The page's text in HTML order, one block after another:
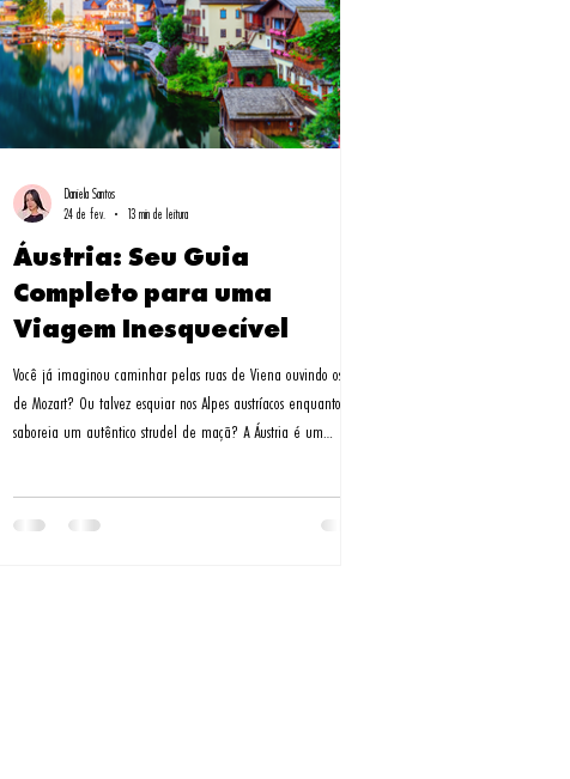
Áustria: Seu Guia
Completo para uma
Viagem Inesquecível
Você já imaginou caminhar pelas ruas de Viena ouvindo os ecos
de Mozart? Ou talvez esquiar nos Alpes austríacos enquanto
saboreia um autêntico strudel de maçã? A Áustria é um
em roteiros turísticos para a Áustria, a Milessis Operadora
Daniela Santos
24 de fev.
13 min de leitura